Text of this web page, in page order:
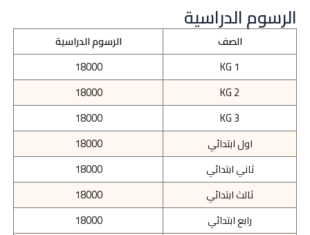
الرسوم الدراسية
الصف
الرسوم الدراسية
KG 1
18000
KG 2
18000
KG 3
18000
اول ابتدائي
18000
ثاني ابتدائي
18000
ثالث ابتدائي
18000
رابع ابتدائي
18000